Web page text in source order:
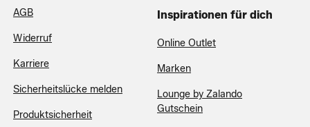
AGB
Widerruf
Karriere
Sicherheitslücke melden
Produktsicherheit
Inspirationen für dich
Online Outlet
Marken
Lounge by Zalando
Gutschein